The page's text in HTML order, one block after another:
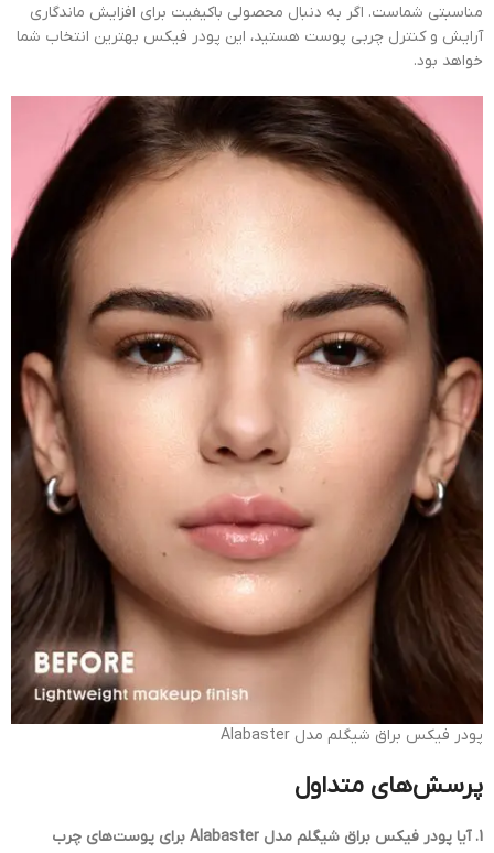
مناسبتی شماست. اگر به دنبال محصولی باکیفیت برای افزایش ماندگاری
آرایش و کنترل چربی پوست هستید، این پودر فیکس بهترین انتخاب شما
خواهد بود.
پودر فیکس براق شیگلم مدل Alabaster
پرسش‌های متداول
1. آیا پودر فیکس براق شیگلم مدل Alabaster برای پوست‌های چرب